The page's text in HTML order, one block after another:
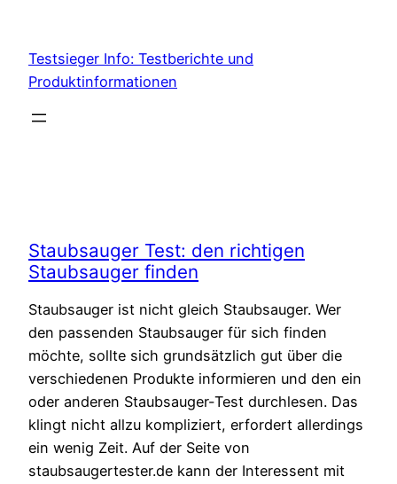
content
Testsieger Info: Testberichte und
Produktinformationen
Staubsauger Test: den richtigen
Staubsauger finden
Staubsauger ist nicht gleich Staubsauger. Wer
den passenden Staubsauger für sich finden
möchte, sollte sich grundsätzlich gut über die
verschiedenen Produkte informieren und den ein
oder anderen Staubsauger-Test durchlesen. Das
klingt nicht allzu kompliziert, erfordert allerdings
ein wenig Zeit. Auf der Seite von
staubsaugertester.de kann der Interessent mit